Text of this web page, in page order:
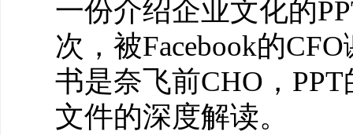
一份介绍企业文化的
次，被Facebook的
书是奈飞前CHO，
文件的深度解读。